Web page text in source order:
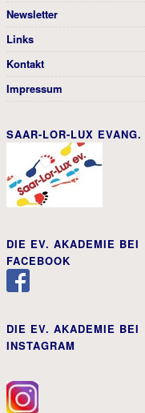
Newsletter
Links
Kontakt
Impressum
SAAR-LOR-LUX EVANG.
DIE EV. AKADEMIE BEI
FACEBOOK
DIE EV. AKADEMIE BEI
INSTAGRAM